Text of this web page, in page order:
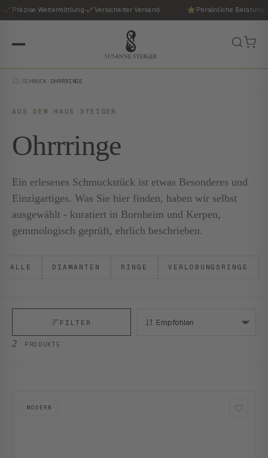
Präzise Wertermittlung Versicherter Versand Persönliche Beratung
SCHMUCK /OHRRRINGE
AUS DEM HAUS STEIGER
Ohrrringe
Ein erlesenes Schmuckstück ist etwas Besonderes und
Einzigartiges. Was Sie hier finden, haben wir selbst
ausgewählt - kuratiert in Bornheim und Kerpen,
gemmologisch geprüft, ehrlich beschrieben.
ALLE DIAMANTEN RINGE VERLOBUNGSRINGE
2 PRODUKTE
FILTER SORTIEREN:
MODERN